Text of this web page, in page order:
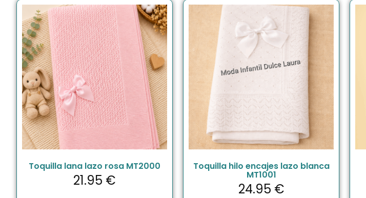
Toquilla lana lazo rosa MT2000
21.95 €
Toquilla hilo encajes lazo blanca
MT1001
24.95 €